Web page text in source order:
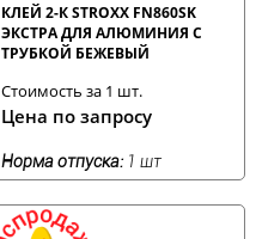
КЛЕЙ 2-К STROXX FN860SK
ЭКСТРА ДЛЯ АЛЮМИНИЯ С
ТРУБКОЙ БЕЖЕВЫЙ
Стоимость за 1 шт.
Цена по запросу
Норма отпуска: 1 шт